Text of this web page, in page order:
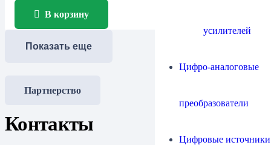
усилителей
Цифро-аналоговые
преобразователи
Цифровые источники
В корзину
Показать еще
Партнерство
Контакты